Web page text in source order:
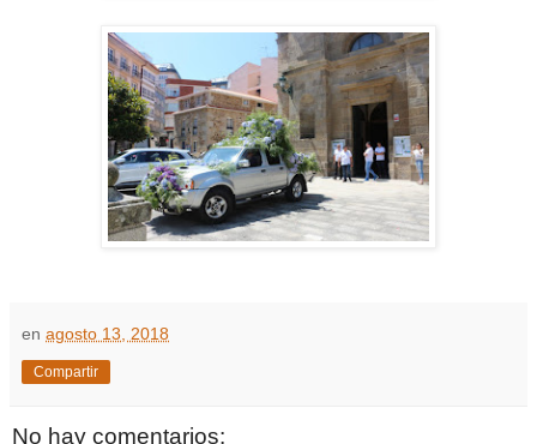
en agosto 13, 2018
Compartir
No hay comentarios: